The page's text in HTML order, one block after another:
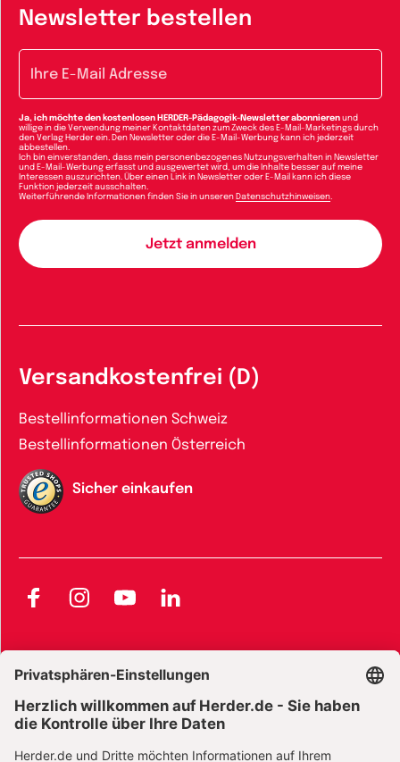
Newsletter bestellen
Ja, ich möchte den kostenlosen HERDER-Pädagogik-Newsletter abonnieren und
willige in die Verwendung meiner Kontaktdaten zum Zweck des E-Mail-Marketings durch
den Verlag Herder ein. Den Newsletter oder die E-Mail-Werbung kann ich jederzeit
abbestellen.
Ich bin einverstanden, dass mein personenbezogenes Nutzungsverhalten in Newsletter
und E-Mail-Werbung erfasst und ausgewertet wird, um die Inhalte besser auf meine
Interessen auszurichten. Über einen Link in Newsletter oder E-Mail kann ich diese
Funktion jederzeit ausschalten.
Weiterführende Informationen finden Sie in unseren Datenschutzhinweisen.
Versandkostenfrei (D)
Bestellinformationen Schweiz
Bestellinformationen Österreich
Sicher einkaufen
FacebookInstagramYouTubeLinkedIn
Widerrufsbelehrung E-Books
Widerrufsbelehrung Zeitschriften Datenschutz
Datenschutz Social Media Barrierefreiheit